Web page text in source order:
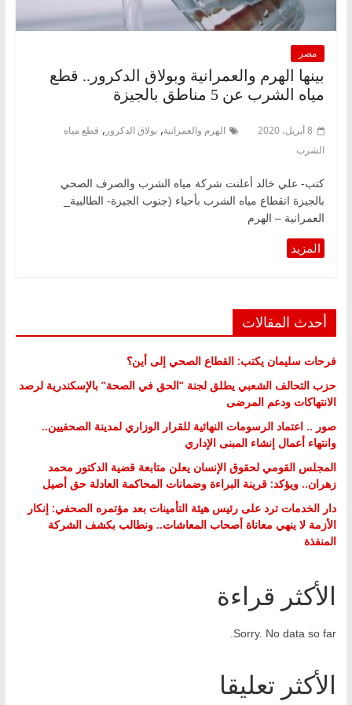
مصر
بينها الهرم والعمرانية وبولاق الدكرور.. قطع
مياه الشرب عن 5 مناطق بالجيزة
8 أبريل، 2020 الهرم والعمرانية, بولاق الدكرور , قطع مياه
الشرب
كتب- علي خالد أعلنت شركة مياه الشرب والصرف الصحي
بالجيزة انقطاع مياه الشرب بأحياء (جنوب الجيزة- الطالبية_
العمرانية – الهرم
أحدث المقالات
فرحات سليمان يكتب: القطاع الصحي إلى أين؟
حزب التحالف الشعبي يطلق لجنة “الحق في الصحة” بالإسكندرية لرصد
الانتهاكات ودعم المرضى
صور .. اعتماد الرسومات النهائية للقرار الوزاري لمدينة الصحفيين..
وانتهاء أعمال إنشاء المبنى الإداري
المجلس القومي لحقوق الإنسان يعلن متابعة قضية الدكتور محمد
زهران.. ويؤكد: قرينة البراءة وضمانات المحاكمة العادلة حق أصيل
دار الخدمات ترد على رئيس هيئة التأمينات بعد مؤتمره الصحفي: إنكار
الأزمة لا ينهي معاناة أصحاب المعاشات.. ونطالب بكشف الشركة
المنفذة
الأكثر قراءة
Sorry. No data so far.
الأكثر تعليقا